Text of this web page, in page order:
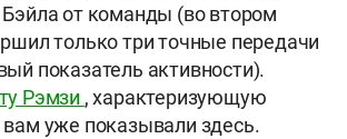
Бэйла от команды (во втором
только три точные передачи
показатель активности).
Рэмзи , характеризующую
уже показывали здесь.